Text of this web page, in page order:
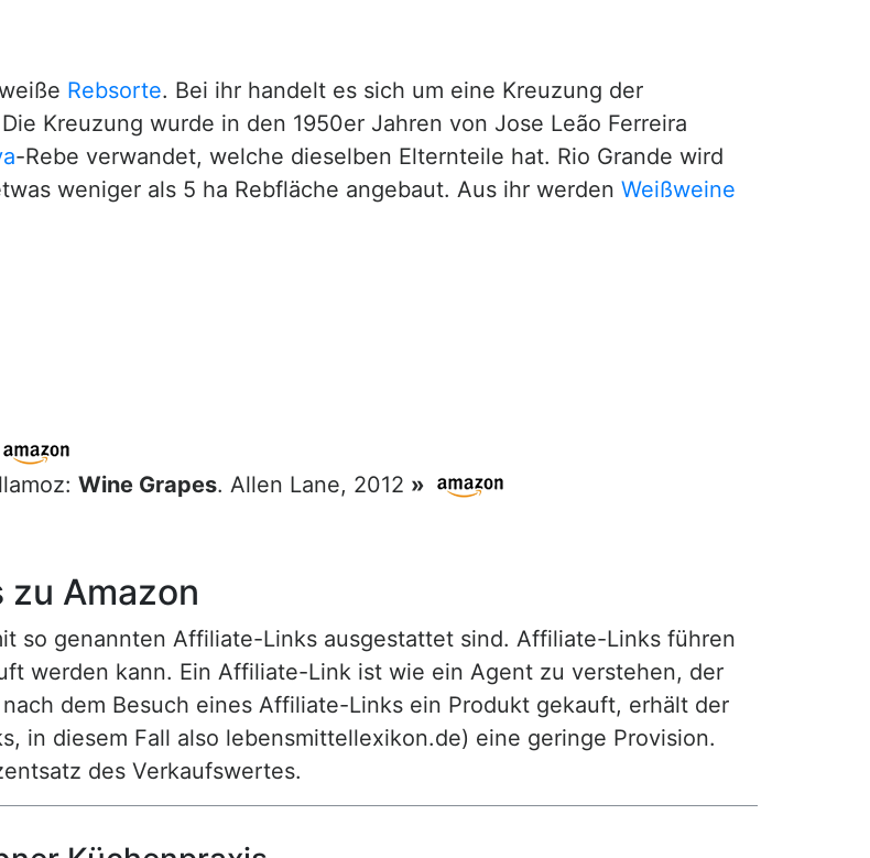
Rebsorte. Bei ihr handelt es sich um eine Kreuzung der
Kreuzung wurde in den 1950er Jahren von Jose Leão Ferreira
-Rebe verwandet, welche dieselben Elternteile hat. Rio Grande wird
weniger als 5 ha Rebfläche angebaut. Aus ihr werden Weißweine
Wine Grapes. Allen Lane, 2012 »
Amazon
so genannten Affiliate-Links ausgestattet sind. Affiliate-Links führen
werden kann. Ein Affiliate-Link ist wie ein Agent zu verstehen, der
dem Besuch eines Affiliate-Links ein Produkt gekauft, erhält der
in diesem Fall also lebensmittellexikon.de) eine geringe Provision.
des Verkaufswertes.